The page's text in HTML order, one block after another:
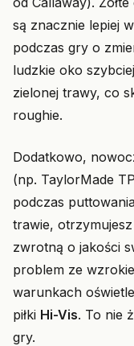
są znacznie lepiej
podczas gry o
ludzkie oko
zielonej trawy, co
roughie.
Dodatkowo,
(np. TaylorMade
podczas
trawie,
zwrotną o jakości
problem ze
warunkach
piłki Hi-Vis. To nie
gry.